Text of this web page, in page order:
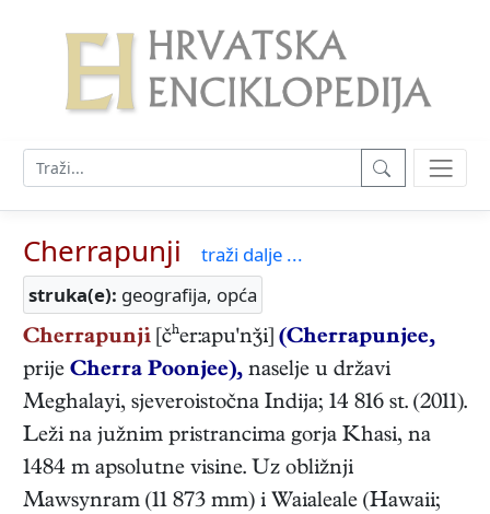
Cherrapunji
traži dalje ...
struka(e): geografija, opća
Cherrapunji [čʰer:apu'ni] (Cherrapunjee,
prije Cherra Poonjee), naselje u državi
Meghalayi, sjeveroistočna Indija; 14 816 st. (2011).
Leži na južnim pristrancima gorja Khasi, na
1484 m apsolutne visine. Uz obližnji
Mawsynram (11 873 mm) i Waialeale (Hawaii;